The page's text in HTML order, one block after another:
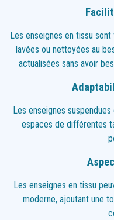
Les enseignes en tissu
lavées ou nettoyées au
actualisées sans avoir
Les enseignes
espaces de différentes
Les enseignes en tissu
moderne, ajoutant une